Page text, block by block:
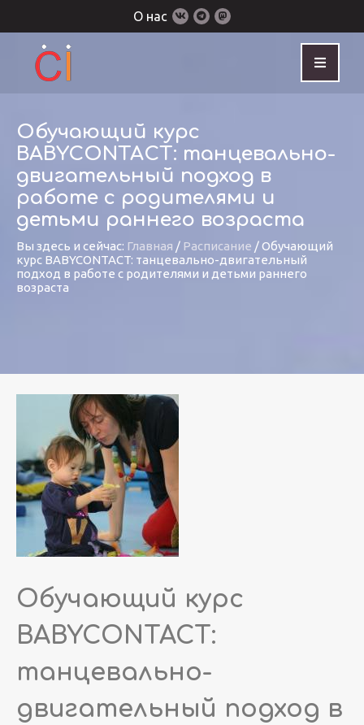
О нас
Обучающий курс
BABYCONTACT: танцевально-
двигательный подход в
работе с родителями и
детьми раннего возраста
Вы здесь и сейчас: Главная / Расписание /Обучающий
курс BABYCONTACT: танцевально-двигательный
подход в работе с родителями и детьми раннего
возраста
Обучающий курс
BABYCONTACT:
танцевально-
двигательный подход в